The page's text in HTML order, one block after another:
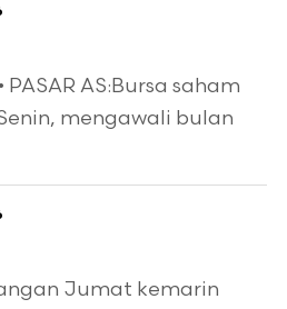
AS:Bursa saham
mengawali bulan
Jumat kemarin